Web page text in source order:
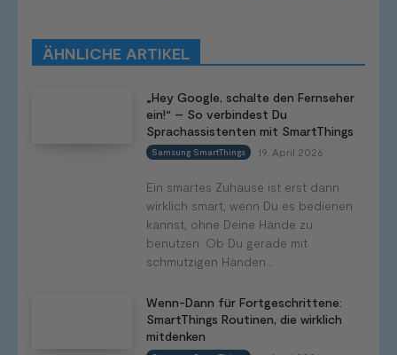
ÄHNLICHE ARTIKEL
„Hey Google, schalte den Fernseher
ein!“ – So verbindest Du
Sprachassistenten mit SmartThings
Samsung SmartThings 19. April 2026
Ein smartes Zuhause ist erst dann
wirklich smart, wenn Du es bedienen
kannst, ohne Deine Hände zu
benutzen. Ob Du gerade mit
schmutzigen Händen...
Wenn-Dann für Fortgeschrittene:
SmartThings Routinen, die wirklich
mitdenken